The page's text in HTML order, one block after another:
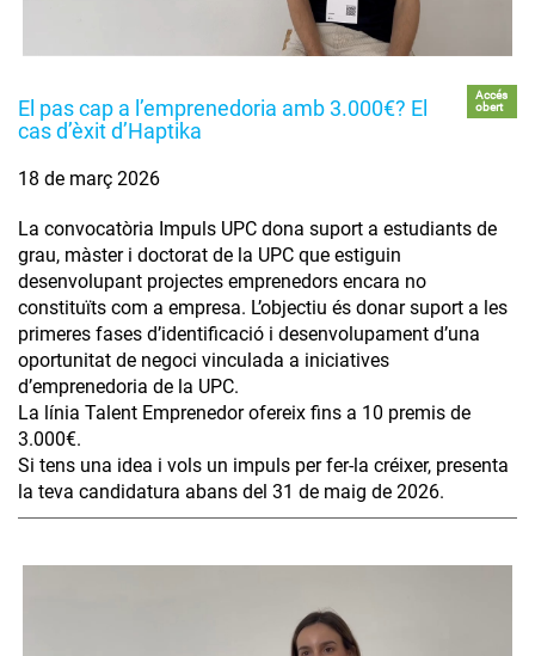
El pas cap a l’emprenedoria amb 3.000€? El
cas d’èxit d’Haptika
Accés
obert
18 de març 2026
La convocatòria Impuls UPC dona suport a estudiants de
grau, màster i doctorat de la UPC que estiguin
desenvolupant projectes emprenedors encara no
constituïts com a empresa. L’objectiu és donar suport a les
primeres fases d’identificació i desenvolupament d’una
oportunitat de negoci vinculada a iniciatives
d’emprenedoria de la UPC.
La línia Talent Emprenedor ofereix fins a 10 premis de
3.000€.
Si tens una idea i vols un impuls per fer-la créixer, presenta
la teva candidatura abans del 31 de maig de 2026.